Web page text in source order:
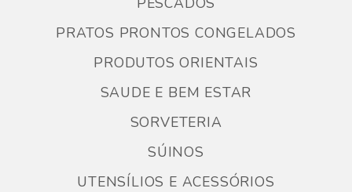
PRATOS PRONTOS CONGELADOS
PRODUTOS ORIENTAIS
SAUDE E BEM ESTAR
SORVETERIA
SÚINOS
UTENSÍLIOS E ACESSÓRIOS